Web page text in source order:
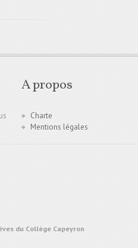
A propos
Charte
Mentions légales
du Collège Capeyron